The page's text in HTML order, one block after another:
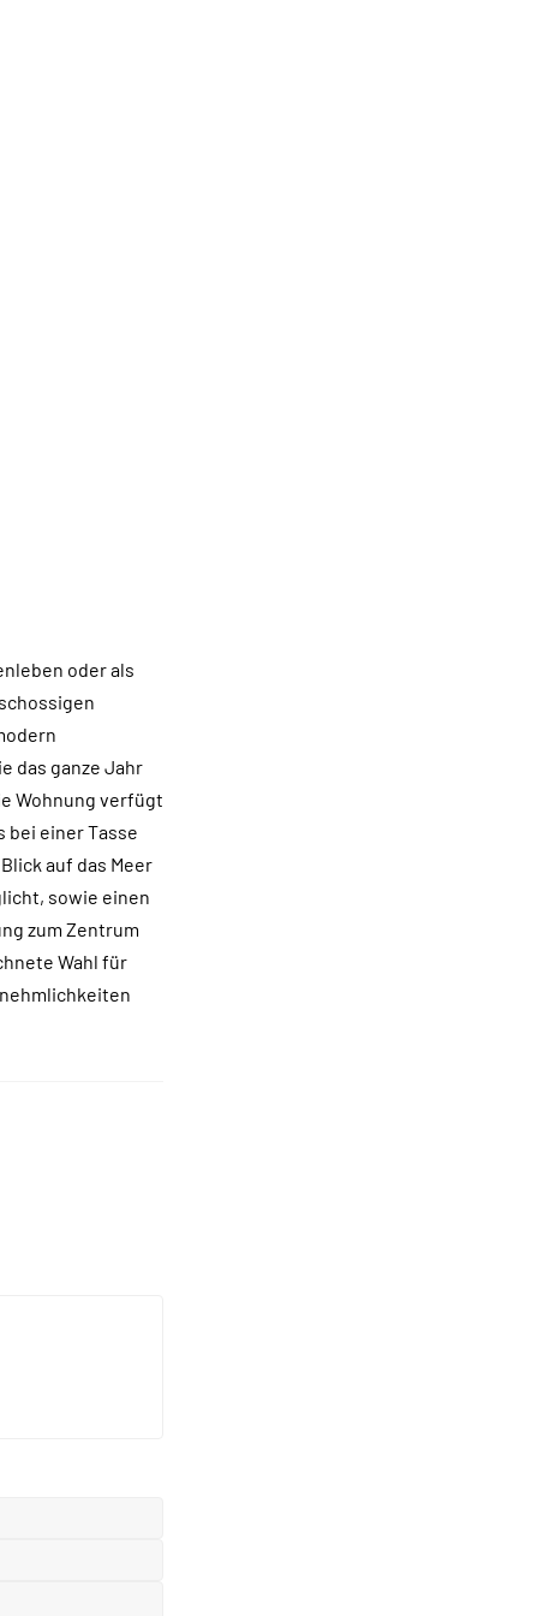
oder als
das ganze Jahr
Wohnung verfügt
bei einer Tasse
auf das Meer
sowie einen
zum Zentrum
Wahl für